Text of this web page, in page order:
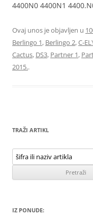
4400N0 4400N1
Ovaj unos je objavljen u
Berlingo 1, Berlingo 2,C-
Cactus, DS3, Partner 1,
2015..
TRAŽI ARTIKL
IZ PONUDE: